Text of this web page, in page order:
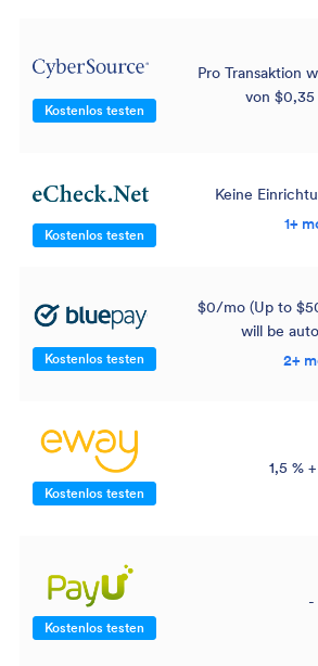
Kostenlos testen
Pro Transaktion
von
Kostenlos testen
Keine
1+
Kostenlos testen
$0/mo (Up to
will be
2+
Kostenlos testen
1,5 %
Kostenlos testen
-